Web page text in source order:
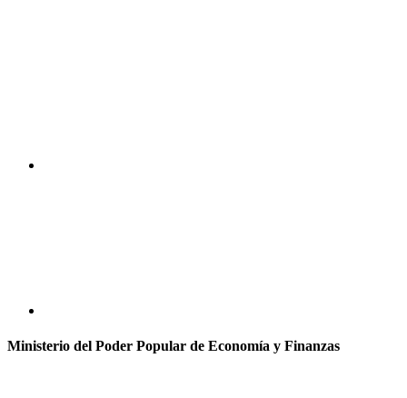
Ministerio del Poder Popular de Economía y Finanzas